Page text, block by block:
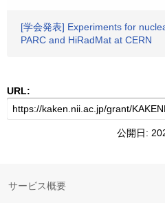
[学会発表] Experiments for
PARC and HiRadMat at CERN
URL:
公開日:
サービス概要